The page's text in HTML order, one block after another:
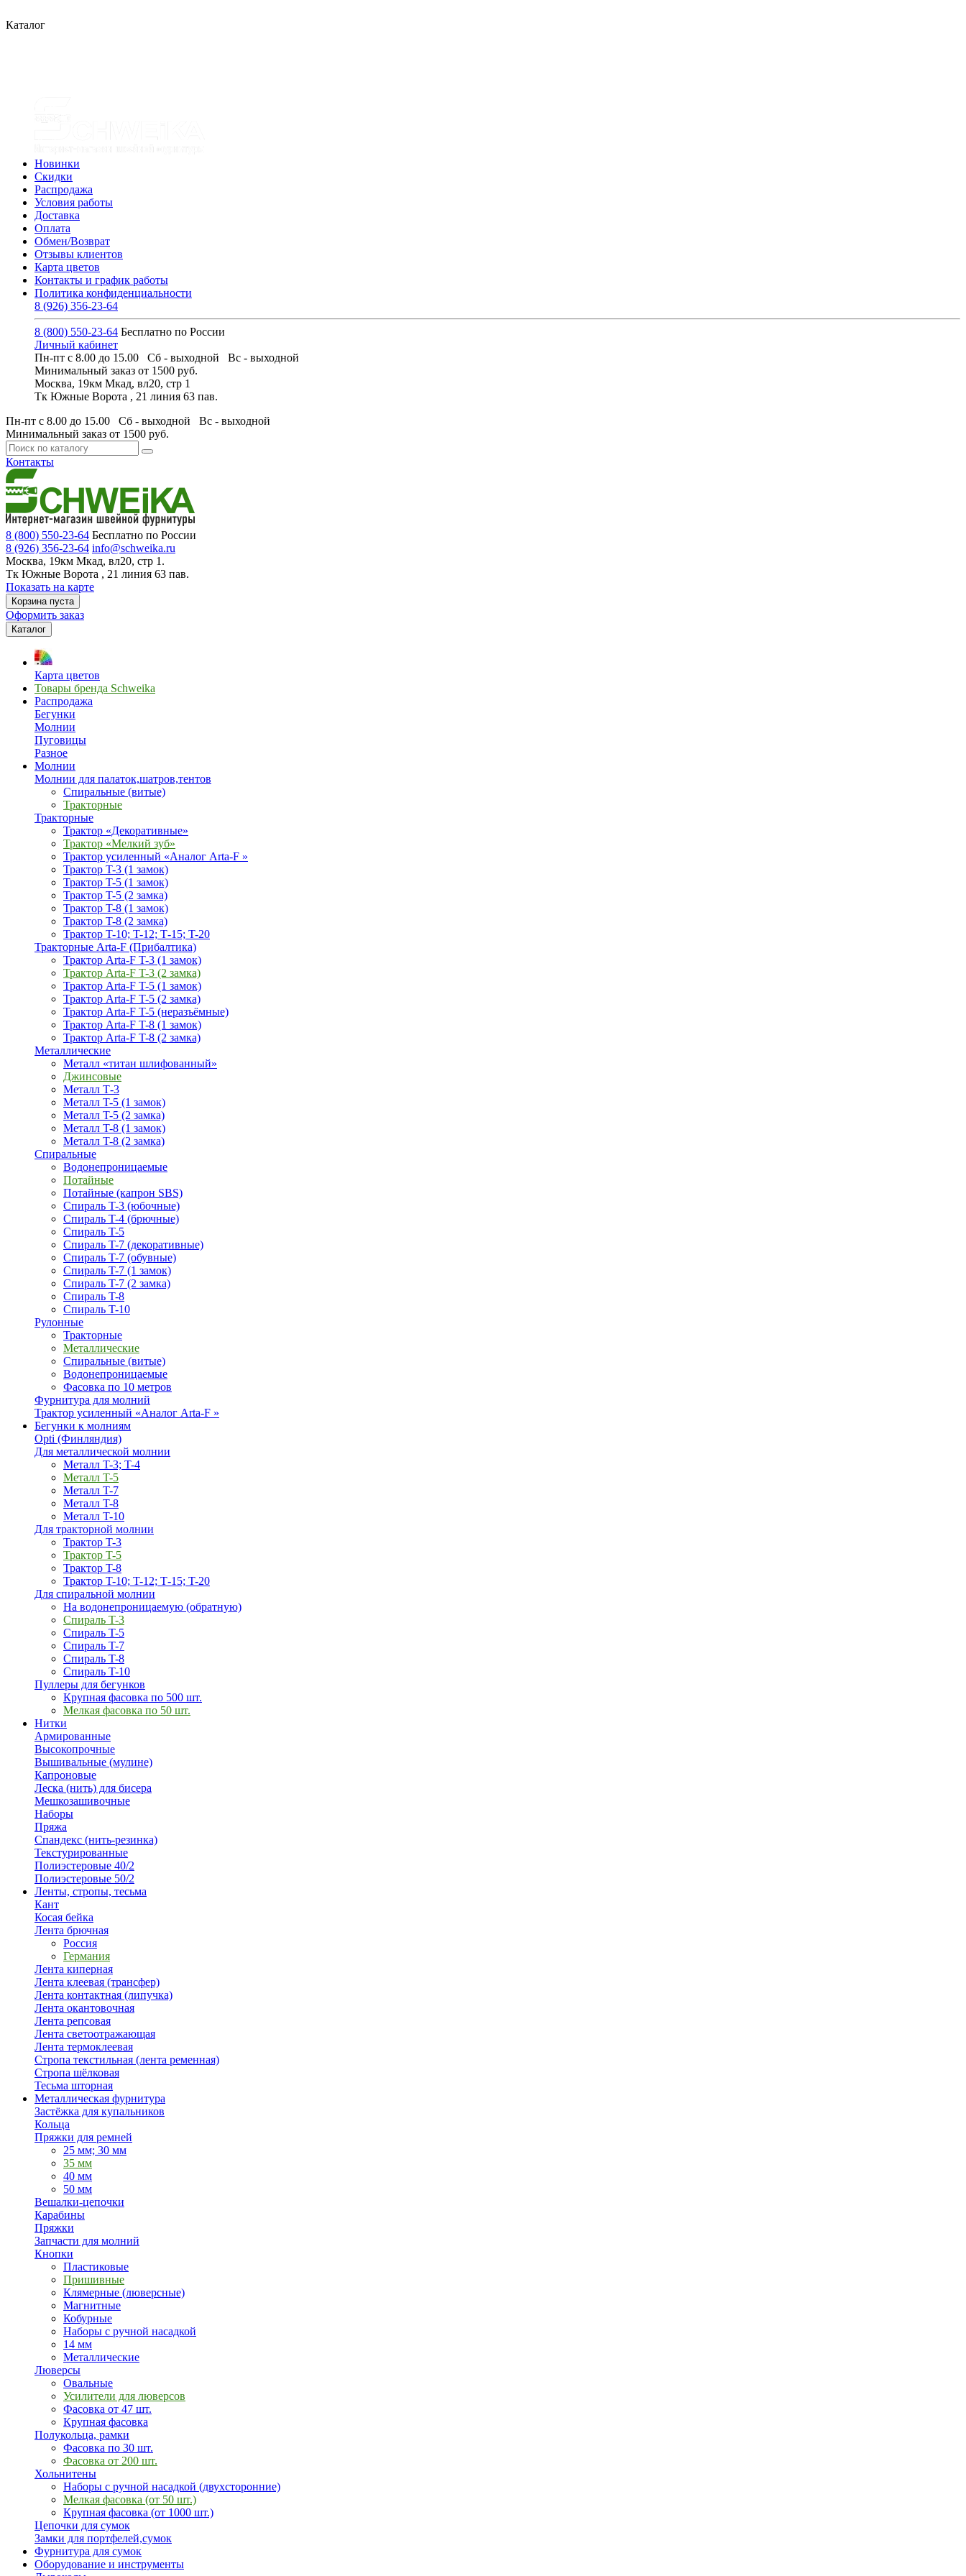
Каталог
Новинки
Скидки
Распродажа
Условия работы
Доставка
Оплата
Обмен/Возврат
Отзывы клиентов
Карта цветов
Контакты и график работы
Политика конфиденциальности
8 (926) 356-23-64
8 (800) 550-23-64 Бесплатно по России
Личный кабинет
Пн-пт с 8.00 до 15.00 Сб - выходной Вс - выходной
Минимальный заказ от 1500 руб.
Москва, 19км Мкад, вл20, стр 1
Тк Южные Ворота , 21 линия 63 пав.
Пн-пт с 8.00 до 15.00 Сб - выходной Вс - выходной
Минимальный заказ от 1500 руб.
Контакты
8 (800) 550-23-64 Бесплатно по России
8 (926) 356-23-64 info@schweika.ru
Москва, 19км Мкад, вл20, стр 1.
Тк Южные Ворота , 21 линия 63 пав.
Показать на карте
Корзина пуста
Оформить заказ
Каталог
Карта цветов
Товары бренда Schweika
Распродажа
Бегунки
Молнии
Пуговицы
Разное
Молнии
Молнии для палаток,шатров,тентов
Спиральные (витые)
Тракторные
Тракторные
Трактор «Декоративные»
Трактор «Мелкий зуб»
Трактор усиленный «Аналог Arta-F »
Трактор T-3 (1 замок)
Трактор T-5 (1 замок)
Трактор T-5 (2 замка)
Трактор T-8 (1 замок)
Трактор T-8 (2 замка)
Трактор T-10; T-12; Т-15; T-20
Тракторные Arta-F (Прибалтика)
Трактор Arta-F T-3 (1 замок)
Трактор Arta-F T-3 (2 замка)
Трактор Arta-F T-5 (1 замок)
Трактор Arta-F T-5 (2 замка)
Трактор Arta-F T-5 (неразъёмные)
Трактор Arta-F T-8 (1 замок)
Трактор Arta-F T-8 (2 замка)
Металлические
Металл «титан шлифованный»
Джинсовые
Металл Т-3
Металл T-5 (1 замок)
Металл T-5 (2 замка)
Металл T-8 (1 замок)
Металл T-8 (2 замка)
Спиральные
Водонепроницаемые
Потайные
Потайные (капрон SBS)
Спираль T-3 (юбочные)
Спираль T-4 (брючные)
Спираль T-5
Спираль T-7 (декоративные)
Спираль T-7 (обувные)
Спираль T-7 (1 замок)
Спираль T-7 (2 замка)
Спираль T-8
Спираль T-10
Рулонные
Тракторные
Металлические
Спиральные (витые)
Водонепроницаемые
Фасовка по 10 метров
Фурнитура для молний
Трактор усиленный «Аналог Arta-F »
Бегунки к молниям
Opti (Финляндия)
Для металлической молнии
Металл T-3; T-4
Металл T-5
Металл T-7
Металл T-8
Металл T-10
Для тракторной молнии
Трактор T-3
Трактор T-5
Трактор T-8
Трактор T-10; T-12; Т-15; T-20
Для спиральной молнии
На водонепроницаемую (обратную)
Спираль T-3
Спираль T-5
Спираль T-7
Спираль T-8
Спираль T-10
Пуллеры для бегунков
Крупная фасовка по 500 шт.
Мелкая фасовка по 50 шт.
Нитки
Армированные
Высокопрочные
Вышивальные (мулине)
Капроновые
Леска (нить) для бисера
Мешкозашивочные
Наборы
Пряжа
Спандекс (нить-резинка)
Текстурированные
Полиэстеровые 40/2
Полиэстеровые 50/2
Ленты, стропы, тесьма
Кант
Косая бейка
Лента брючная
Россия
Германия
Лента киперная
Лента клеевая (трансфер)
Лента контактная (липучка)
Лента окантовочная
Лента репсовая
Лента светоотражающая
Лента термоклеевая
Стропа текстильная (лента ременная)
Стропа шёлковая
Тесьма шторная
Металлическая фурнитура
Застёжка для купальников
Кольца
Пряжки для ремней
25 мм; 30 мм
35 мм
40 мм
50 мм
Вешалки-цепочки
Карабины
Пряжки
Запчасти для молний
Кнопки
Пластиковые
Пришивные
Клямерные (люверсные)
Магнитные
Кобурные
Наборы с ручной насадкой
14 мм
Металлические
Люверсы
Овальные
Усилители для люверсов
Фасовка от 47 шт.
Крупная фасовка
Полукольца, рамки
Фасовка по 30 шт.
Фасовка от 200 шт.
Хольнитены
Наборы с ручной насадкой (двухсторонние)
Мелкая фасовка (от 50 шт.)
Крупная фасовка (от 1000 шт.)
Цепочки для сумок
Замки для портфелей,сумок
Фурнитура для сумок
Оборудование и инструменты